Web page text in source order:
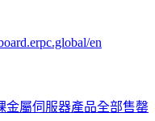
en
金屬伺服器產品全部售罄